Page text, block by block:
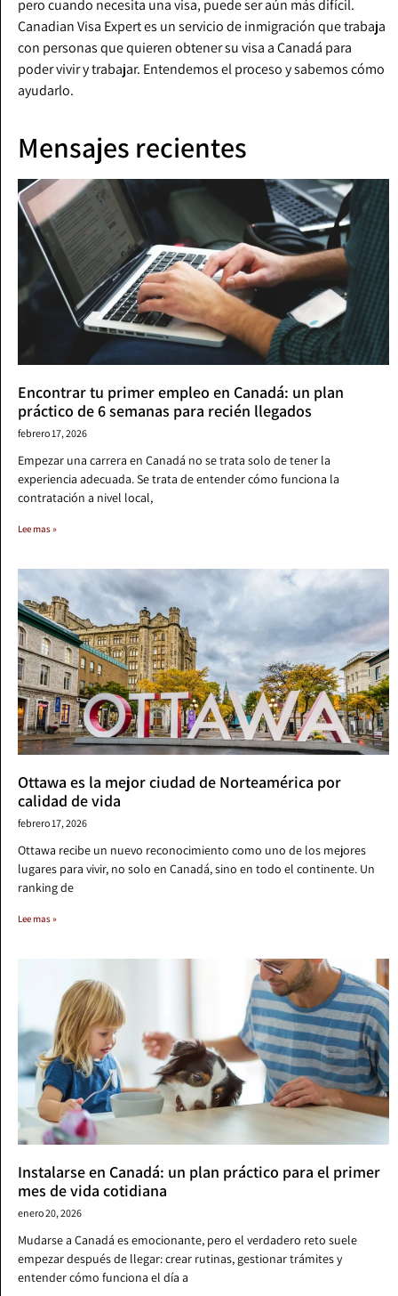
pero cuando necesita una visa, puede ser aún más difícil.
Canadian Visa Expert es un servicio de inmigración que trabaja
con personas que quieren obtener su visa a Canadá para
poder vivir y trabajar. Entendemos el proceso y sabemos cómo
ayudarlo.
Mensajes recientes
Encontrar tu primer empleo en Canadá: un plan
práctico de 6 semanas para recién llegados
febrero 17, 2026
Empezar una carrera en Canadá no se trata solo de tener la
experiencia adecuada. Se trata de entender cómo funciona la
contratación a nivel local,
Lee mas »
Ottawa es la mejor ciudad de Norteamérica por
calidad de vida
febrero 17, 2026
Ottawa recibe un nuevo reconocimiento como uno de los mejores
lugares para vivir, no solo en Canadá, sino en todo el continente. Un
ranking de
Lee mas »
Instalarse en Canadá: un plan práctico para el primer
mes de vida cotidiana
enero 20, 2026
Mudarse a Canadá es emocionante, pero el verdadero reto suele
empezar después de llegar: crear rutinas, gestionar trámites y
entender cómo funciona el día a